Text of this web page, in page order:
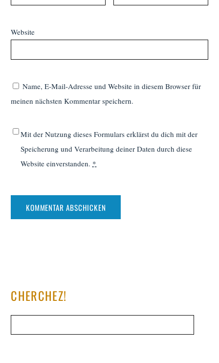
Website
Name, E-Mail-Adresse und Website in diesem Browser für
meinen nächsten Kommentar speichern.
Mit der Nutzung dieses Formulars erklärst du dich mit der
Speicherung und Verarbeitung deiner Daten durch diese
Website einverstanden. *
CHERCHEZ!